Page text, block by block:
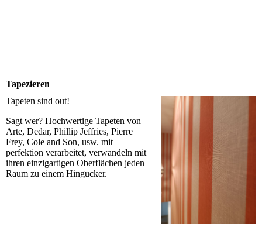
Tapezieren
Tapeten sind out!
Sagt wer? Hochwertige Tapeten von
Arte, Dedar, Phillip Jeffries, Pierre
Frey, Cole and Son, usw. mit
perfektion verarbeitet, verwandeln mit
ihren einzigartigen Oberflächen jeden
Raum zu einem Hingucker.